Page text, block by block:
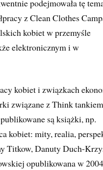
podejmowała tę
z Clean Clothes
kobiet w przemyśle
elektronicznym i w
kobiet i związkach
związane z Think tankiem
są książki, np.
kobiet: mity, realia,
Titkow, Danuty Duch-
opublikowana w